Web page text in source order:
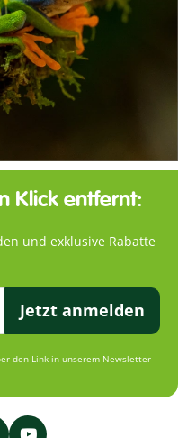
Klick entfernt:
und exklusive Rabatte
Jetzt anmelden
den Link in unserem Newsletter